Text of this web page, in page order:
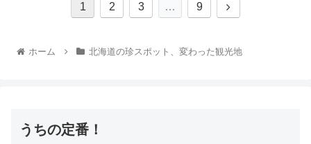
1 2 3 … 9
ホーム 北海道の珍スポット、変わった観光地
うちの定番！